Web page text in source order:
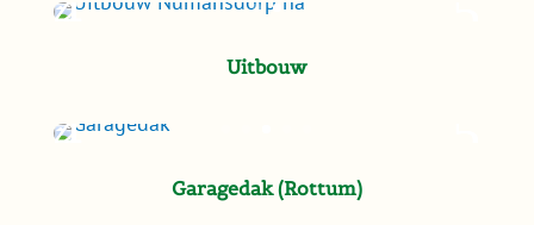
Uitbouw
Garagedak (Rottum)